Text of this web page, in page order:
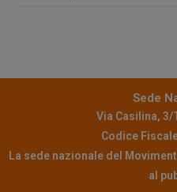
Sede
Via Casilina, 3/
Codice
La sede nazionale del
al